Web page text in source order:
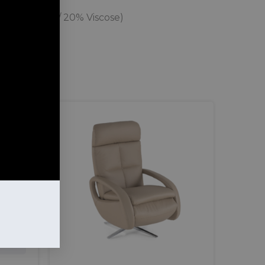
Poliéster / 20% Viscose)